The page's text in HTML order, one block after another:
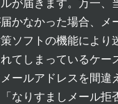
が届きます。万一、
かなかった場合、メ
ソフトの機能により
てしまっているケー
ールアドレスを間違
なりすましメール拒